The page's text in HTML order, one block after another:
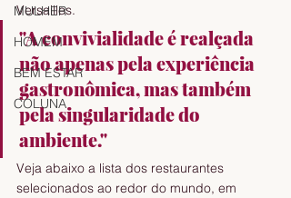
MULHER
HOMEM
BEM ESTAR
COLUNA
Versailles.
"A convivialidade é realçada
não apenas pela experiência
gastronômica, mas também
pela singularidade do
ambiente."
Veja abaixo a lista dos restaurantes
selecionados ao redor do mundo, em